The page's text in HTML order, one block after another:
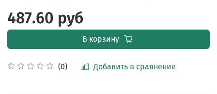
(0) Добавить в сравнение
487.60 руб
В корзину